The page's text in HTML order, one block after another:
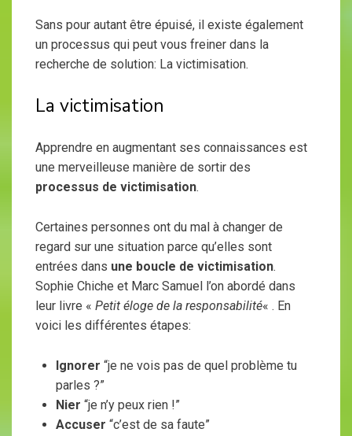
Sans pour autant être épuisé, il existe également
un processus qui peut vous freiner dans la
recherche de solution: La victimisation.
La victimisation
Apprendre en augmentant ses connaissances est
une merveilleuse manière de sortir des
processus de victimisation.
Certaines personnes ont du mal à changer de
regard sur une situation parce qu’elles sont
entrées dans une boucle de victimisation.
Sophie Chiche et Marc Samuel l’on abordé dans
leur livre « Petit éloge de la responsabilité« . En
voici les différentes étapes:
Ignorer “je ne vois pas de quel problème tu
parles ?”
Nier “je n’y peux rien !”
Accuser “c’est de sa faute”